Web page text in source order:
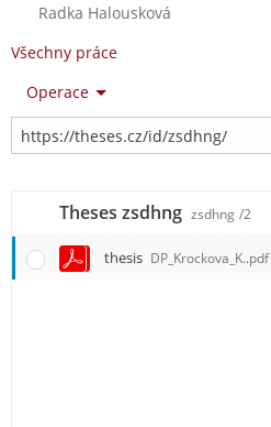
Radka Halousková
Všechny práce
Operace
Theses zsdhng zsdhng /2
thesis DP_Krockova_K..pdf